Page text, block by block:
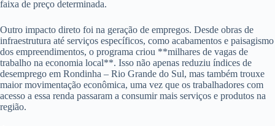
faixa de preço determinada.
Outro impacto direto foi na geração de empregos. Desde obras de
infraestrutura até serviços específicos, como acabamentos e paisagismo
dos empreendimentos, o programa criou **milhares de vagas de
trabalho na economia local**. Isso não apenas reduziu índices de
desemprego em Rondinha – Rio Grande do Sul, mas também trouxe
maior movimentação econômica, uma vez que os trabalhadores com
acesso a essa renda passaram a consumir mais serviços e produtos na
região.